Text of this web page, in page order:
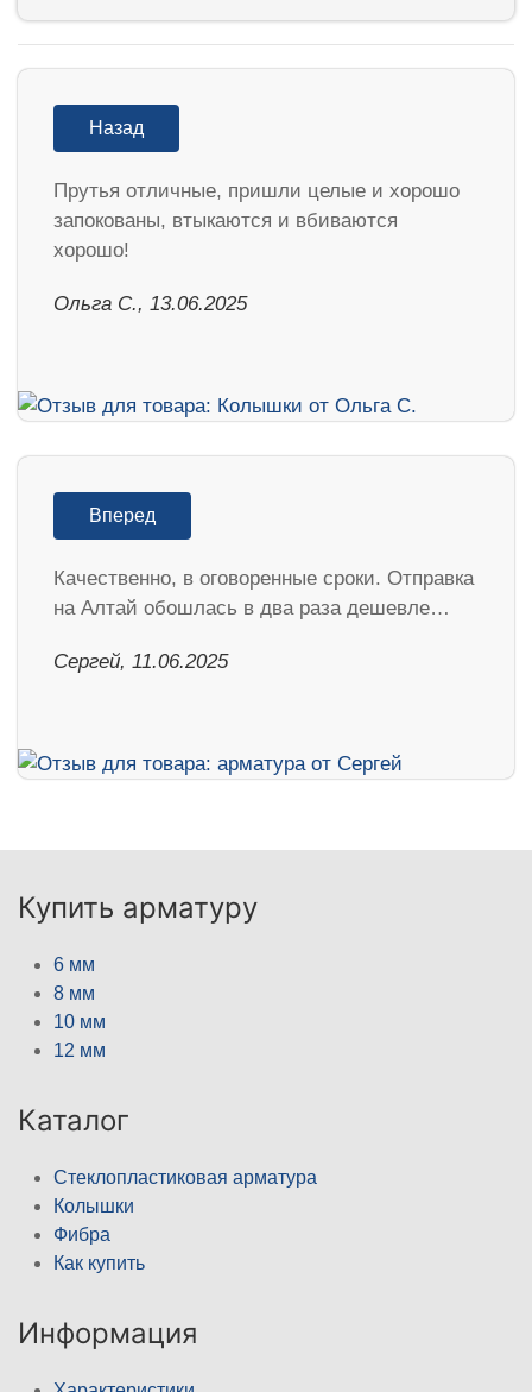
Назад
Прутья отличные, пришли целые и хорошо
запокованы, втыкаются и вбиваются
хорошо!
Ольга С., 13.06.2025
Вперед
Качественно, в оговоренные сроки. Отправка
на Алтай обошлась в два раза дешевле…
Сергей, 11.06.2025
Купить арматуру
6 мм
8 мм
10 мм
12 мм
Каталог
Стеклопластиковая арматура
Колышки
Фибра
Как купить
Информация